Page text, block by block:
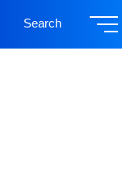
Search